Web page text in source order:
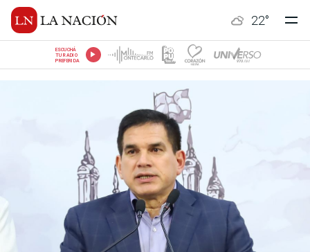
22°
ESCUCHÁ
TU RADIO
PREFERIDA